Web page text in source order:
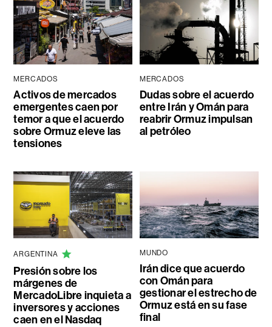
MERCADOS
Activos de mercados
emergentes caen por
temor a que el acuerdo
sobre Ormuz eleve las
tensiones
MERCADOS
Dudas sobre el acuerdo
entre Irán y Omán para
reabrir Ormuz impulsan
al petróleo
ARGENTINA
Presión sobre los
márgenes de
MercadoLibre inquieta a
inversores y acciones
caen en el Nasdaq
MUNDO
Irán dice que acuerdo
con Omán para
gestionar el estrecho de
Ormuz está en su fase
final